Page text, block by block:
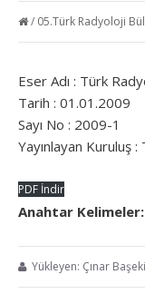
/ 05.Türk Radyoloji
Eser Adı : Türk
Tarih : 01.01.2009
Sayı No : 2009-1
Yayınlayan Kuruluş
PDF İndir
Anahtar Kelimeler:
Yükleyen: Çınar